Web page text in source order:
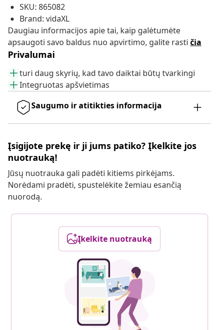
SKU: 865082
Brand: vidaXL
Daugiau informacijos apie tai, kaip galėtumėte
apsaugoti savo baldus nuo apvirtimo, galite rasti čia
Privalumai
turi daug skyrių, kad tavo daiktai būtų tvarkingi
Integruotas apšvietimas
Saugumo ir atitikties informacija
Įsigijote prekę ir ji jums patiko? Įkelkite jos
nuotrauką!
Jūsų nuotrauka gali padėti kitiems pirkėjams.
Norėdami pradėti, spustelėkite žemiau esančią
nuorodą.
Įkelkite nuotrauką